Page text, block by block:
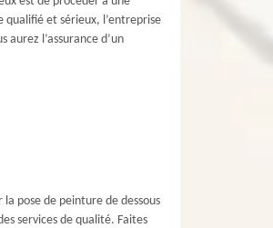
qualifié et sérieux, l’entreprise
aurez l’assurance d’un
pose de peinture de dessous
services de qualité. Faites